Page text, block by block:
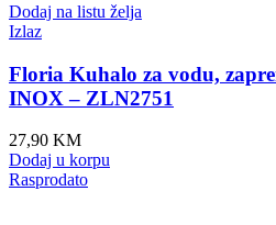
Dodaj na listu želja
Izlaz
Floria Kuhalo za vodu,
INOX – ZLN2751
27,90 KM
Dodaj u korpu
Rasprodato